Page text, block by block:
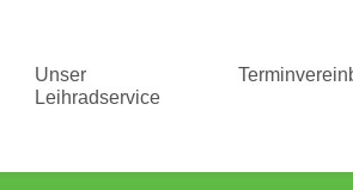
Unser
Leihradservice